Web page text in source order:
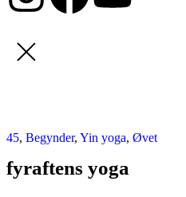
45, Begynder, Yin yoga, Øvet
fyraftens yoga